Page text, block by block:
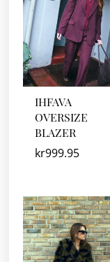
IHFAVA
OVERSIZE
BLAZER
kr999.95